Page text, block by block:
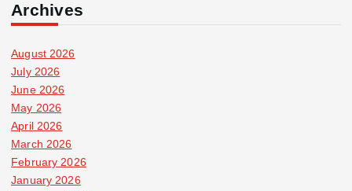
Archives
August 2026
July 2026
June 2026
May 2026
April 2026
March 2026
February 2026
January 2026